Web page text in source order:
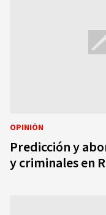
OPINIÓN
Predicción y
y criminales en